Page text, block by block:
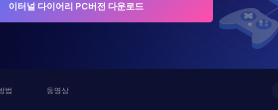
이터널 다이어리 PC버전 다운로드
법 동영상